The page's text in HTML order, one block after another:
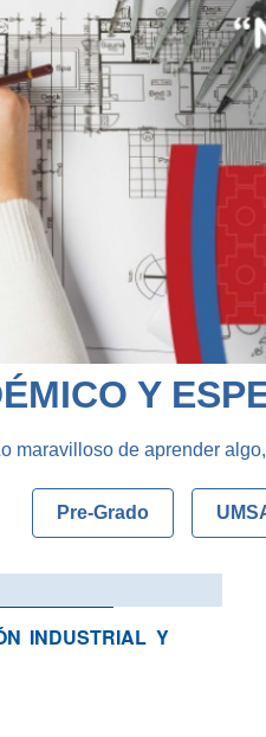
Y
maravilloso de aprender
Pre-Grado
INDUSTRIAL Y